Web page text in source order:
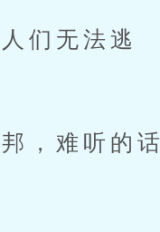
们无法逃
，难听的话